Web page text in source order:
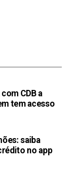
CDB a
tem acesso
saiba
no app